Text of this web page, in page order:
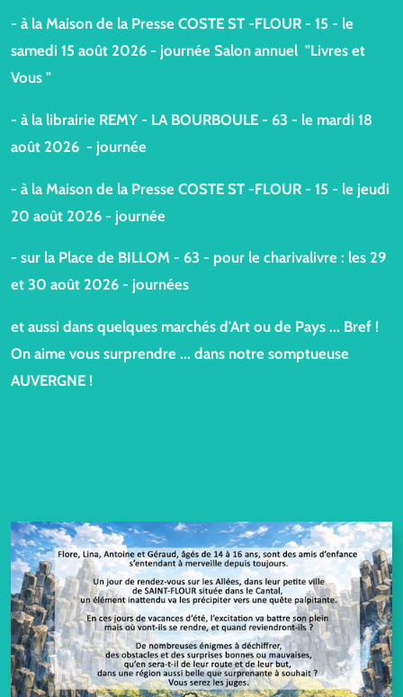
- à la Maison de la Presse COSTE ST -FLOUR - 15 - le
samedi 15 août 2026 - journée Salon annuel "Livres et
Vous "
- à la librairie REMY - LA BOURBOULE - 63 - le mardi 18
août 2026 - journée
- à la Maison de la Presse COSTE ST -FLOUR - 15 - le jeudi
20 août 2026 - journée
- sur la Place de BILLOM - 63 - pour le charivalivre : les 29
et 30 août 2026 - journées
et aussi dans quelques marchés d'Art ou de Pays ... Bref !
On aime vous surprendre ... dans notre somptueuse
AUVERGNE !